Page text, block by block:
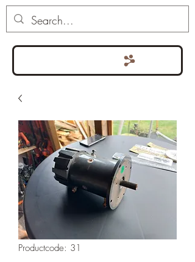
Productcode: 31